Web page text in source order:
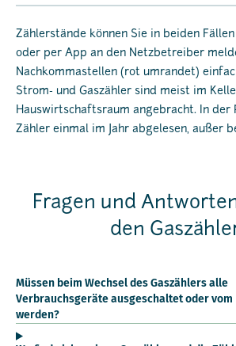
Zählerstände können Sie in beiden
oder per App an den Netzbetreiber
Nachkommastellen (rot umrandet)
Strom- und Gaszähler sind meist im
Hauswirtschaftsraum angebracht. In der
Zähler einmal im Jahr abgelesen, außer
Fragen und
den
Müssen beim Wechsel des Gaszählers alle
Verbrauchsgeräte ausgeschaltet oder vom
werden?